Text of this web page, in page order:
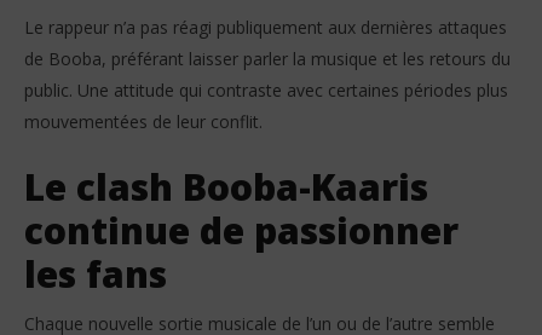
Le rappeur n’a pas réagi publiquement aux dernières attaques
de Booba, préférant laisser parler la musique et les retours du
public. Une attitude qui contraste avec certaines périodes plus
mouvementées de leur conflit.
Le clash Booba-Kaaris
continue de passionner
les fans
Chaque nouvelle sortie musicale de l’un ou de l’autre semble